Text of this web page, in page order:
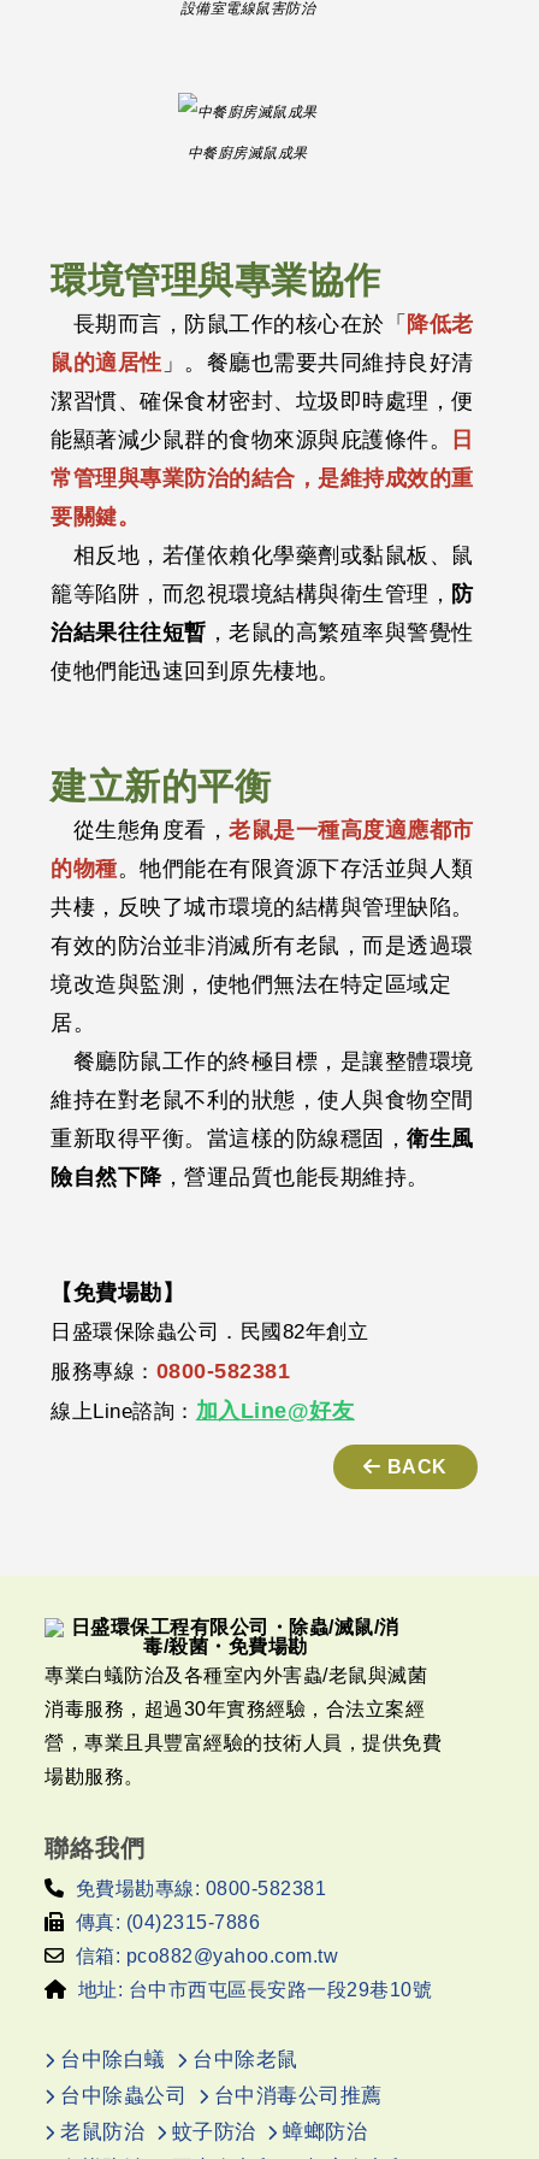
設備室電線鼠害防治
中餐廚房滅鼠成果
環境管理與專業協作
長期而言，防鼠工作的核心在於「 降低老
鼠的適居性 」。餐廳也需要共同維持良好清
潔習慣、確保食材密封、垃圾即時處理，便
能顯著減少鼠群的食物來源與庇護條件。
日
常管理與專業防治的結合，是維持成效的重
要關鍵。
相反地，若僅依賴化學藥劑或黏鼠板、鼠
籠等陷阱，而忽視環境結構與衛生管理， 防
治結果往往短暫 ，老鼠的高繁殖率與警覺性
使牠們能迅速回到原先棲地。
建立新的平衡
從生態角度看，老鼠是一種高度適應都市
的物種。牠們能在有限資源下存活並與人類
共棲，反映了城市環境的結構與管理缺陷。
有效的防治並非消滅所有老鼠，而是透過環
境改造與監測，使牠們無法在特定區域定
居。
餐廳防鼠工作的終極目標，是讓整體環境
維持在對老鼠不利的狀態，使人與食物空間
重新取得平衡。當這樣的防線穩固，衛生風
險自然下降，營運品質也能長期維持。
【免費場勘】
日盛環保除蟲公司．民國82年創立
服務專線： 0800-582381
線上Line諮詢： 加入Line@好友
BACK
專業白蟻防治及各種室內外害蟲/老鼠與滅菌
消毒服務，超過30年實務經驗，合法立案經
營，專業且具豐富經驗的技術人員，提供免費
場勘服務。
聯絡我們
免費場勘專線: 0800-582381
傳真: (04)2315-7886
信箱: pco882@yahoo.com.tw
地址: 台中市西屯區長安路一段29巷10號
台中除白蟻
台中除老鼠
台中除蟲公司
台中消毒公司推薦
老鼠防治
蚊子防治
蟑螂防治